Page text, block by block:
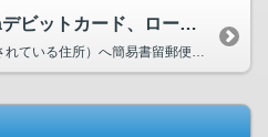
キャッシュカード、Visaデビットカード、ローンカード等の郵送方法は？
届出住所（本人確認書類に記載されている住所）へ簡易書留郵便（転送不要）でお送りします。 一部...